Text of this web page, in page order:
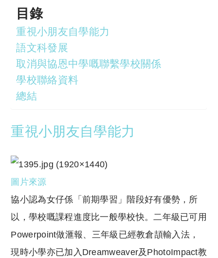
目錄
重視小朋友自學能力
語文科發展
取消與協恩中學嘅聯繫學校關係
學校聯絡資料
總結
重視小朋友自學能力
圖片來源
協小認為女仔係「前期學習」階段好有優勢，所
以，學校嘅課程進度比一般學校快。二年級已可用
Powerpoint做滙報、三年級已經教倉頡輸入法，
現時小學亦已加入Dreamweaver及PhotoImpact教